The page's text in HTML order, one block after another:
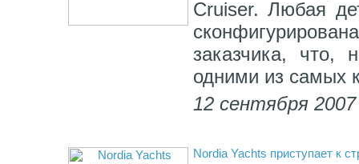
Cruiser. Любая
заказчика, что,
одними из самых
12 сентября 2007
Nordia Yachts приступает к